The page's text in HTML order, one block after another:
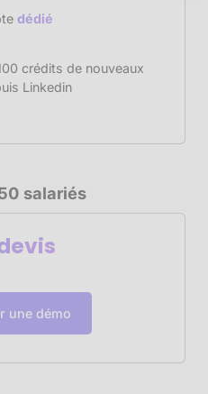
et de gérer vos paramètres
dédié
crédits de nouveaux
Linkedin
salariés
une démo